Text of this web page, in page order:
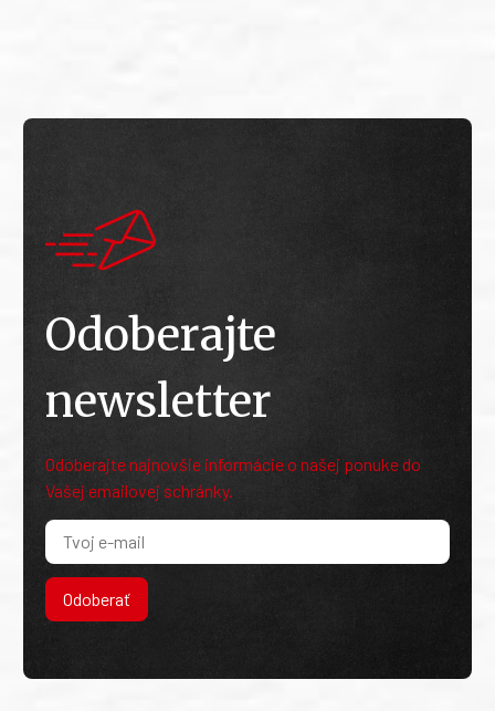
Odoberajte
newsletter
Odoberajte najnovšie informácie o našej ponuke do
Vašej emailovej schránky.
Odoberať